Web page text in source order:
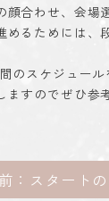
顔合わせ、会場
めるためには、
のスケジュー
ますのでぜひ参
：スタート